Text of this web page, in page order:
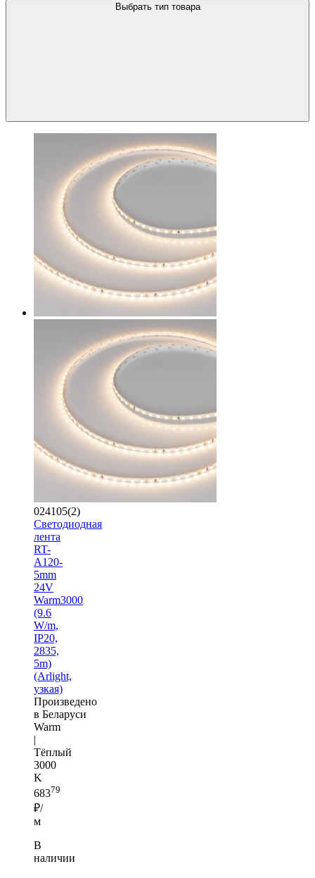
Выбрать тип товара
024105(2)
Светодиодная
лента
RT-
A120-
5mm
24V
Warm3000
(9.6
W/m,
IP20,
2835,
5m)
(Arlight,
узкая)
Произведено
в Беларуси
Warm
|
Тёплый
3000
K
68379
₽/
м
В
наличии